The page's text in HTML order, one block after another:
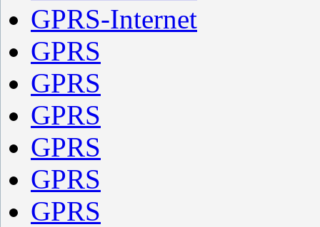
GPRS-Internet
GPRS
GPRS
GPRS
GPRS
GPRS
GPRS